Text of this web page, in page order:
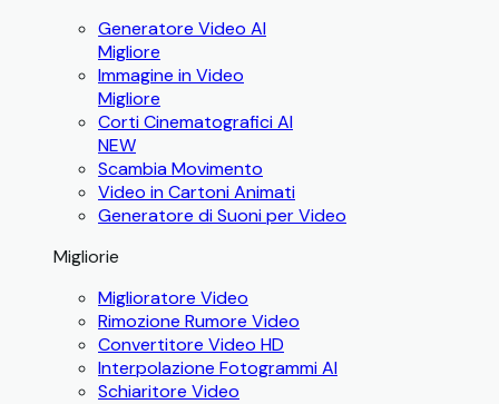
Generatore Video AI
Migliore
Immagine in Video
Migliore
Corti Cinematografici AI
NEW
Scambia Movimento
Video in Cartoni Animati
Generatore di Suoni per Video
Migliorie
Miglioratore Video
Rimozione Rumore Video
Convertitore Video HD
Interpolazione Fotogrammi AI
Schiaritore Video